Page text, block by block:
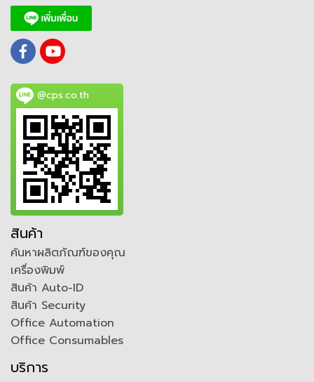
@cps.co.th
สินค้า
ค้นหาผลิตภัณฑ์ของคุณ
เครื่องพิมพ์
สินค้า Auto-ID
สินค้า Security
Office Automation
Office Consumables
บริการ